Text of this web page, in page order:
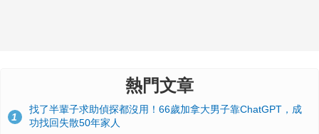
熱門文章
1
找了半輩子求助偵探都沒用！66歲加拿大男子靠ChatGPT，成
功找回失散50年家人